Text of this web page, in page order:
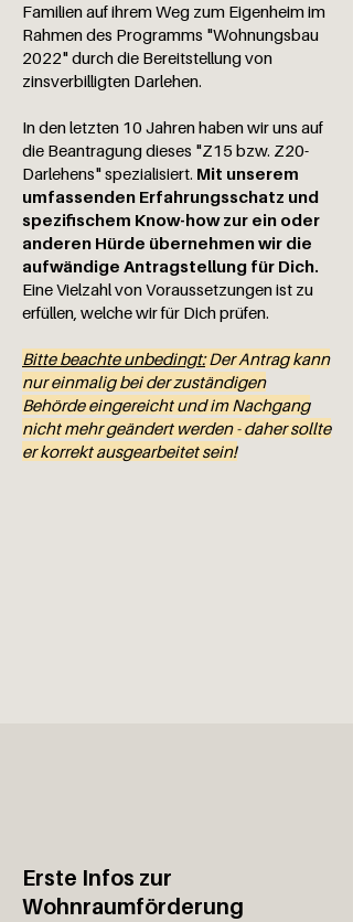
Familien auf ihrem Weg zum Eigenheim im
Rahmen des Programms "Wohnungsbau
2022" durch die Bereitstellung von
zinsverbilligten Darlehen.
In den letzten 10 Jahren haben wir uns auf
die Beantragung dieses "Z15 bzw. Z20-
Darlehens" spezialisiert. Mit unserem
umfassenden Erfahrungsschatz und
spezifischem Know-how zur ein oder
anderen Hürde übernehmen wir die
aufwändige Antragstellung für Dich.
Eine Vielzahl von Voraussetzungen ist zu
erfüllen, welche wir für Dich prüfen.
Bitte beachte unbedingt:Der Antrag kann
nur einmalig bei der zuständigen
Behörde eingereicht und im Nachgang
nicht mehr geändert werden - daher sollte
er korrekt ausgearbeitet sein!
Erste Infos zur
Wohnraumförderung